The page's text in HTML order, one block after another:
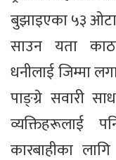
बुझाइएका ५३
साउन यता
धनीलाई जिम्मा
पाङ्ग्रे सवारी
व्यक्तिहरूलाई
कारबाहीका